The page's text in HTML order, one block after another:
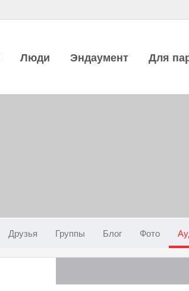
Люди Эндаумент Для
Друзья Группы Блог Фото